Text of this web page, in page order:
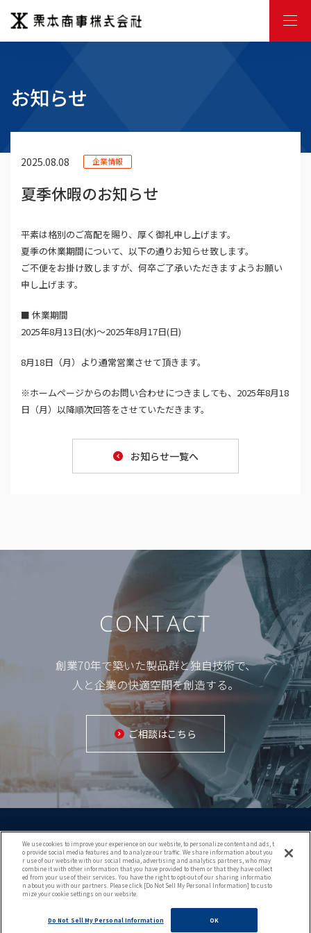
M
お知らせ
2025.08.08 企業情報
夏季休暇のお知らせ
平素は格別のご高配を賜り、厚く御礼申し上げます。
夏季の休業期間について、以下の通りお知らせ致します。
ご不便をお掛け致しますが、何卒ご了承いただきますようお願い
申し上げます。
■ 休業期間
2025年8月13日(水)〜2025年8月17日(日)
8月18日（月）より通常営業させて頂きます。
※ホームページからのお問い合わせにつきましても、2025年8月18
日（月）以降順次回答をさせていただきます。
お知らせ一覧へ
CONTACT
創業70年で築いた製品群と独自技術で、
人と企業の快適空間を創造する。
ご相談はこちら
Copyright (c) 2021 KURIMOTO TRADING CO.,LTD.
All rights reserved.
We use cookies to improve your experience on our website, to personalize content and ads, t
o provide social media features and to analyze our traffic. We share information about you
r use of our website with our social media, advertising and analytics partners, who may
combine it with other information that you have provided to them or that they have collect
ed from your use of their services. You have the right to opt-out of our sharing informatio
n about you with our partners. Please click [Do Not Sell My Personal Information] to custo
mize your cookie settings on our website.
Do Not Sell My Personal Information OK